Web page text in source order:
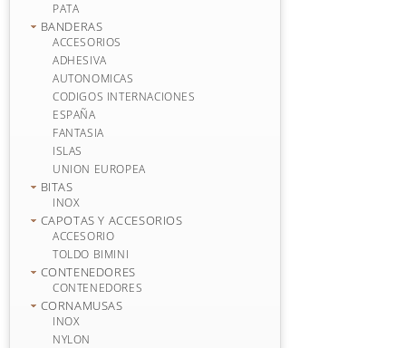
PATA
BANDERAS
ACCESORIOS
ADHESIVA
AUTONOMICAS
CODIGOS INTERNACIONES
ESPAÑA
FANTASIA
ISLAS
UNION EUROPEA
BITAS
INOX
CAPOTAS Y ACCESORIOS
ACCESORIO
TOLDO BIMINI
CONTENEDORES
CONTENEDORES
CORNAMUSAS
INOX
NYLON